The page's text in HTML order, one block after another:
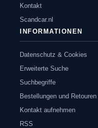
Kontakt
Scandcar.nl
INFORMATIONEN
Datenschutz & Cookies
Erweiterte Suche
Suchbegriffe
Bestellungen und Retouren
Kontakt aufnehmen
RSS